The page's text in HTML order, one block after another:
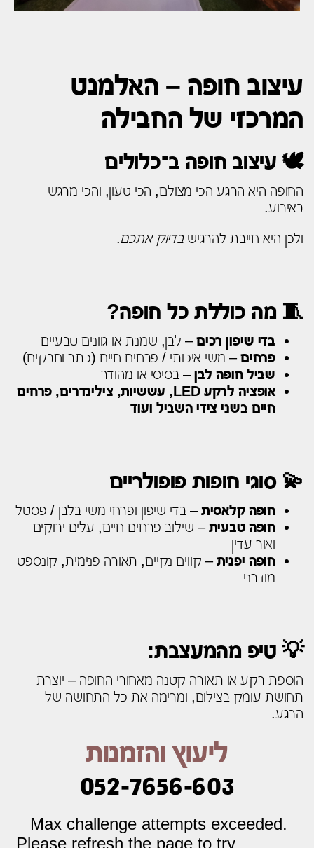
עיצוב חופה – האלמנט
המרכזי של החבילה
🕊️ עיצוב חופה ב־כלולים
החופה היא הרגע הכי מצולם, הכי טעון, והכי מרגש
באירוע.
ולכן היא חייבת להרגישבדיוק אתכם.
🧵 מה כוללת כל חופה?
בדי שיפון רכים– לבן, שמנת או גוונים טבעיים
פרחים– משי איכותי / פרחים חיים (כתר וחבקים)
שביל חופה לבן– בסיסי או מהודר
אופציה לרקע LED, עששיות, צילינדרים, פרחים
חיים בשני צידי השביל ועוד
💫 סוגי חופות פופולריים
חופה קלאסית– בדי שיפון ופרחי משי בלבן / פסטל
חופה טבעית– שילוב פרחים חיים, עלים ירוקים
ואור עדין
חופה יפנית– קווים נקיים, תאורה פנימית, קונספט
מודרני
💡 טיפ מהמעצבת:
הוספת רקע או תאורה קטנה מאחורי החופה – יוצרת
תחושת עומק בצילום, ומרימה את כל התחושה של
הרגע.
ליעוץ והזמנות
052-7656-603